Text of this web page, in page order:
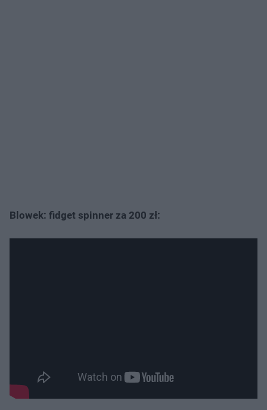
Blowek: fidget spinner za 200 zł: